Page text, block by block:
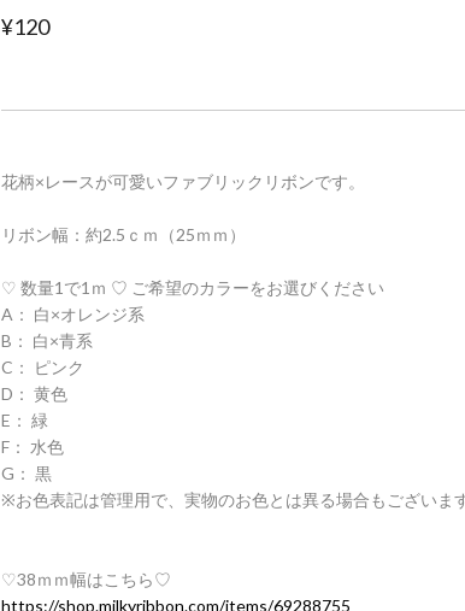
¥120
花柄×レースが可愛いファブリックリボンです。
リボン幅：約2.5ｃｍ（25ｍｍ）
♡ 数量1で1ｍ ♡ ご希望のカラーをお選びください
A： 白×オレンジ系
B： 白×青系
C： ピンク
D： 黄色
E： 緑
F： 水色
G： 黒
※お色表記は管理用で、実物のお色とは異る場合もございます
♡38ｍｍ幅はこちら♡
https://shop.milkyribbon.com/items/69288755